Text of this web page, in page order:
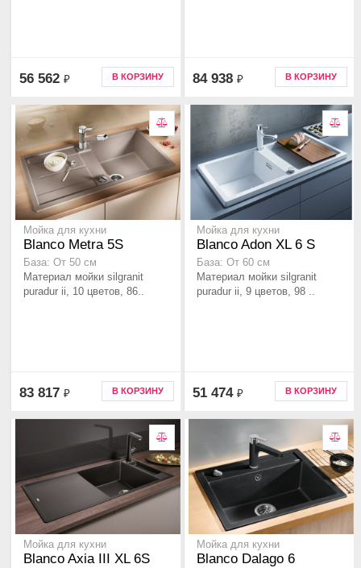
56 562 ₽ В КОРЗИНУ 84 938 ₽ В КОРЗИНУ
Мойка для кухни
Blanco Metra 5S
База: От 50 см
Материал мойки silgranit
puradur ii, 10 цветов, 86..
83 817 ₽ В КОРЗИНУ
Мойка для кухни
Blanco Adon XL 6 S
База: От 60 см
Материал мойки silgranit
puradur ii, 9 цветов, 98 ..
51 474 ₽ В КОРЗИНУ
Мойка для кухни
Blanco Axia III XL 6S
Мойка для кухни
Blanco Dalago 6